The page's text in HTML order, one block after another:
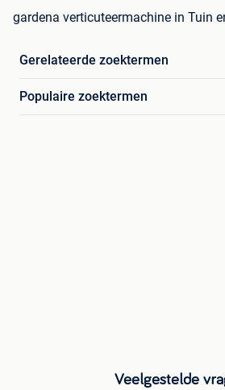
gardena verticuteermachine in Tuin
Gerelateerde zoektermen
Populaire zoektermen
Veelgestelde